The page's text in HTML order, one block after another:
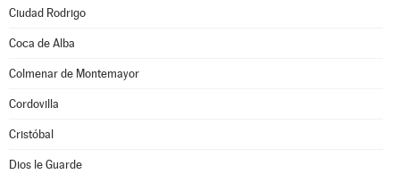
Ciudad Rodrigo
Coca de Alba
Colmenar de Montemayor
Cordovilla
Cristóbal
Dios le Guarde